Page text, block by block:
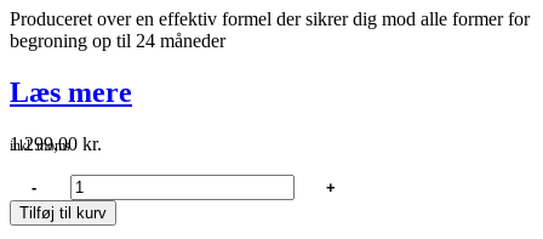
Produceret over en effektiv formel der sikrer dig mod alle former for
begroning op til 24 måneder
Læs mere
1.299,00 kr.
inkl. moms
Jotun
non-
stop
-
+
Tilføj til kurv